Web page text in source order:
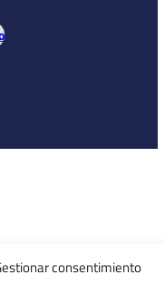
consentimiento